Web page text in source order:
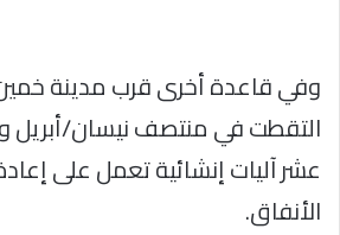
وفي قاعدة أخرى قرب مدينة
التقطت في منتصف نيسان/أبريل
عشر آليات إنشائية تعمل على
الأنفاق.